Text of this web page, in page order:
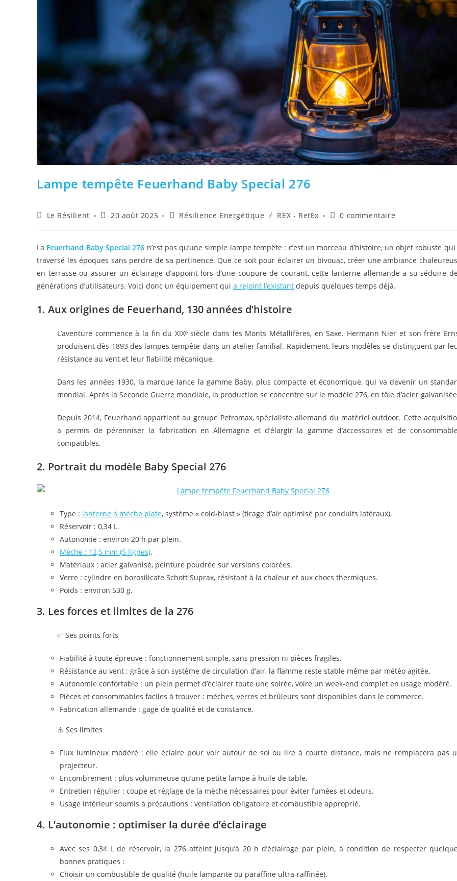
Lampe tempête Feuerhand Baby Special 276
Auteur/autrice
publication :
Le Résilient
Publication
20 août 2025
PostRésilience Energétique / REX - RetEx
Commentaires
publication :
0 commentaire
La Feuerhand Baby Special 276 n’est pas qu’une simple lampe tempête : c’est un morceau d’histoire, un objet robuste qui
traversé les époques sans perdre de sa pertinence. Que ce soit pour éclairer un bivouac, créer une ambiance
en terrasse ou assurer un éclairage d’appoint lors d’une coupure de courant, cette lanterne allemande a su séduire
générations d’utilisateurs. Voici donc un équipement qui a rejoint l’existant depuis quelques temps déjà.
1. Aux origines de Feuerhand, 130 années d’histoire
L’aventure commence à la fin du XIXᵉ siècle dans les Monts Métallifères, en Saxe. Hermann Nier et son frère
produisent dès 1893 des lampes tempête dans un atelier familial. Rapidement, leurs modèles se distinguent par
résistance au vent et leur fiabilité mécanique.
Dans les années 1930, la marque lance la gamme Baby, plus compacte et économique, qui va devenir un
mondial. Après la Seconde Guerre mondiale, la production se concentre sur le modèle 276, en tôle d’acier
Depuis 2014, Feuerhand appartient au groupe Petromax, spécialiste allemand du matériel outdoor. Cette
a permis de pérenniser la fabrication en Allemagne et d’élargir la gamme d’accessoires et de
compatibles.
2. Portrait du modèle Baby Special 276
Type : lanterne à mèche plate, système « cold-blast » (tirage d’air optimisé par conduits latéraux).
Réservoir : 0,34 L.
Autonomie : environ 20 h par plein.
Mèche : 12,5 mm (5 lignes).
Matériaux : acier galvanisé, peinture poudrée sur versions colorées.
Verre : cylindre en borosilicate Schott Suprax, résistant à la chaleur et aux chocs thermiques.
Poids : environ 530 g.
3. Les forces et limites de la 276
✅ Ses points forts
Fiabilité à toute épreuve : fonctionnement simple, sans pression ni pièces fragiles.
Résistance au vent : grâce à son système de circulation d’air, la flamme reste stable même par météo agitée.
Autonomie confortable : un plein permet d’éclairer toute une soirée, voire un week-end complet en usage modéré.
Pièces et consommables faciles à trouver : mèches, verres et brûleurs sont disponibles dans le commerce.
Fabrication allemande : gage de qualité et de constance.
⚠️ Ses limites
Flux lumineux modéré : elle éclaire pour voir autour de soi ou lire à courte distance, mais ne remplacera pas
projecteur.
Encombrement : plus volumineuse qu’une petite lampe à huile de table.
Entretien régulier : coupe et réglage de la mèche nécessaires pour éviter fumées et odeurs.
Usage intérieur soumis à précautions : ventilation obligatoire et combustible approprié.
4. L’autonomie : optimiser la durée d’éclairage
Avec ses 0,34 L de réservoir, la 276 atteint jusqu’à 20 h d’éclairage par plein, à condition de respecter
bonnes pratiques :
Choisir un combustible de qualité (huile lampante ou paraffine ultra-raffinée).